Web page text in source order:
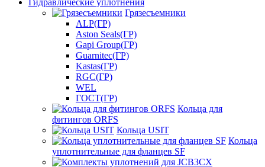
Гидравлические уплотнения
Грязесъемники
ALP(ГР)
Aston Seals(ГР)
Gapi Group(ГР)
Guarnitec(ГР)
Kastas(ГР)
RGC(ГР)
WEL
ГОСТ(ГР)
Кольца для
фитингов ORFS
Кольца USIT
Кольца
уплотнительные для фланцев SF